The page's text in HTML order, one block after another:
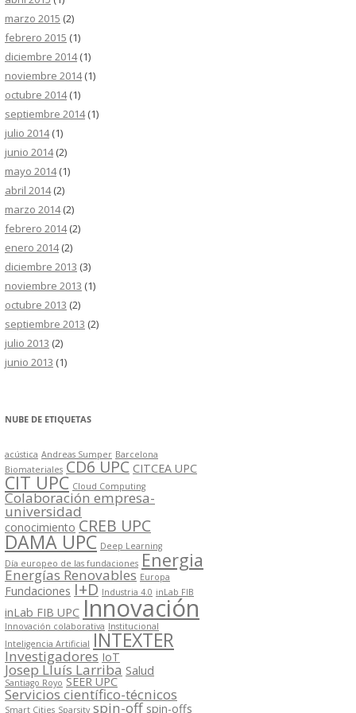
marzo 2015 (2)
febrero 2015 (1)
diciembre 2014(1)
noviembre 2014(1)
octubre 2014(1)
septiembre 2014(1)
julio 2014(1)
junio 2014(2)
mayo 2014(1)
abril 2014(2)
marzo 2014(2)
febrero 2014(2)
enero 2014(2)
diciembre 2013 (3)
noviembre 2013 (1)
octubre 2013 (2)
septiembre 2013 (2)
julio 2013 (2)
junio 2013 (1)
NUBE DE ETIQUETAS
acústica Andreas Sumper Barcelona
Biomateriales CD6 UPC CITCEA UPC
CIT UPC Cloud Computing
Colaboración empresa-
universidad
conocimiento CREB UPC
DAMA UPC Deep Learning
Día europeo de las fundaciones Energia
Energías Renovables Europa
Fundaciones I+D Industria 4.0 inLab FIB
inLab FIB UPC Innovación
Innovación colaborativa Institucional
Inteligencia Artificial INTEXTER
Investigadores IoT
Josep Lluís Larriba Salud
Santiago Royo SEER UPC
Servicios científico-técnicos
Smart Cities Sparsity spin-off spin-offs